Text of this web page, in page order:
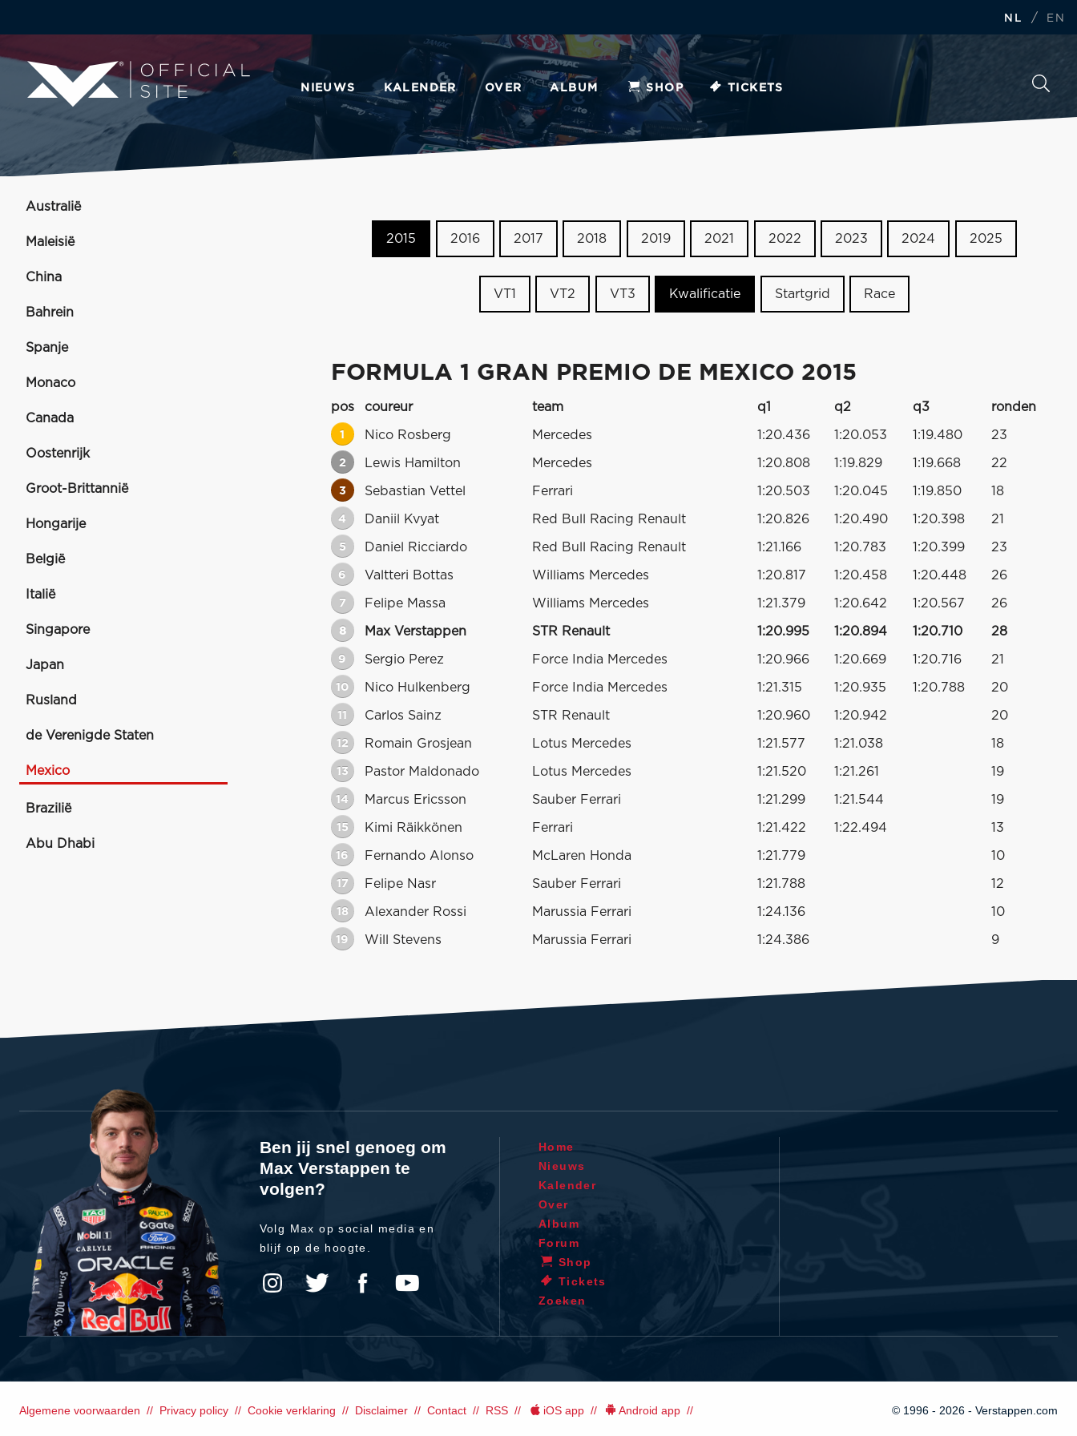
NL / EN
NIEUWS KALENDER OVER ALBUM SHOP TICKETS
Australië
Maleisië
China
Bahrein
Spanje
Monaco
Canada
Oostenrijk
Groot-Brittannië
Hongarije
België
Italië
Singapore
Japan
Rusland
de Verenigde Staten
Mexico
Brazilië
Abu Dhabi
2015 2016 2017 2018 2019 2021 2022 2023 2024 2025
VT1 VT2 VT3 Kwalificatie Startgrid Race
FORMULA 1 GRAN PREMIO DE MEXICO 2015
pos coureur team q1 q2 q3 ronden
1 Nico Rosberg Mercedes 1:20.436 1:20.053 1:19.480 23
2 Lewis Hamilton Mercedes 1:20.808 1:19.829 1:19.668 22
3 Sebastian Vettel Ferrari 1:20.503 1:20.045 1:19.850 18
4 Daniil Kvyat Red Bull Racing Renault 1:20.826 1:20.490 1:20.398 21
5 Daniel Ricciardo Red Bull Racing Renault 1:21.166 1:20.783 1:20.399 23
6 Valtteri Bottas Williams Mercedes 1:20.817 1:20.458 1:20.448 26
7 Felipe Massa Williams Mercedes 1:21.379 1:20.642 1:20.567 26
8 Max Verstappen STR Renault 1:20.995 1:20.894 1:20.710 28
9 Sergio Perez Force India Mercedes 1:20.966 1:20.669 1:20.716 21
10 Nico Hulkenberg Force India Mercedes 1:21.315 1:20.935 1:20.788 20
11 Carlos Sainz STR Renault 1:20.960 1:20.942 20
12 Romain Grosjean Lotus Mercedes 1:21.577 1:21.038 18
13 Pastor Maldonado Lotus Mercedes 1:21.520 1:21.261 19
14 Marcus Ericsson Sauber Ferrari 1:21.299 1:21.544 19
15 Kimi Räikkönen Ferrari 1:21.422 1:22.494 13
16 Fernando Alonso McLaren Honda 1:21.779 10
17 Felipe Nasr Sauber Ferrari 1:21.788 12
18 Alexander Rossi Marussia Ferrari 1:24.136 10
19 Will Stevens Marussia Ferrari 1:24.386 9
Ben jij snel genoeg om
Max Verstappen te
volgen?
Volg Max op social media en
blijf op de hoogte.
Home
Nieuws
Kalender
Over
Album
Forum
Shop
Tickets
Zoeken
Algemene voorwaarden Privacy policy Cookie verklaring Disclaimer Contact RSS iOS app Android app © 1996 - 2026 - Verstappen.com